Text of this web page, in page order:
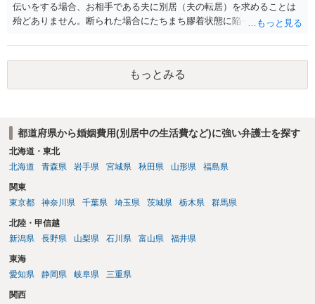
伝いをする場合、お相手である夫に別居（夫の転居）を求めることは
殆どありません。断られた場合にたちまち膠着状態に陥ってしまうの
高いためです。 実務的には、ご相談者さまが転居する形で離婚協議等
を進める選択を採らざるを得ないことが圧倒的多数です。
もっとみる
都道府県から婚姻費用(別居中の生活費など)に強い弁護士を探す
北海道・東北
北海道
青森県 岩手県 宮城県 秋田県 山形県 福島県
関東
東京都
神奈川県 千葉県 埼玉県 茨城県 栃木県 群馬県
北陸・甲信越
新潟県
長野県 山梨県 石川県 富山県 福井県
東海
愛知県
静岡県 岐阜県 三重県
関西